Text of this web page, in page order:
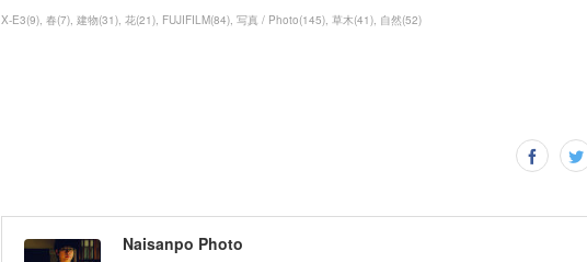
X-E3(9) 春(7) 建物(31) 花(21) FUJIFILM(84) 写真 / Photo(145) 草木(41) 自然(52)
Naisanpo Photo